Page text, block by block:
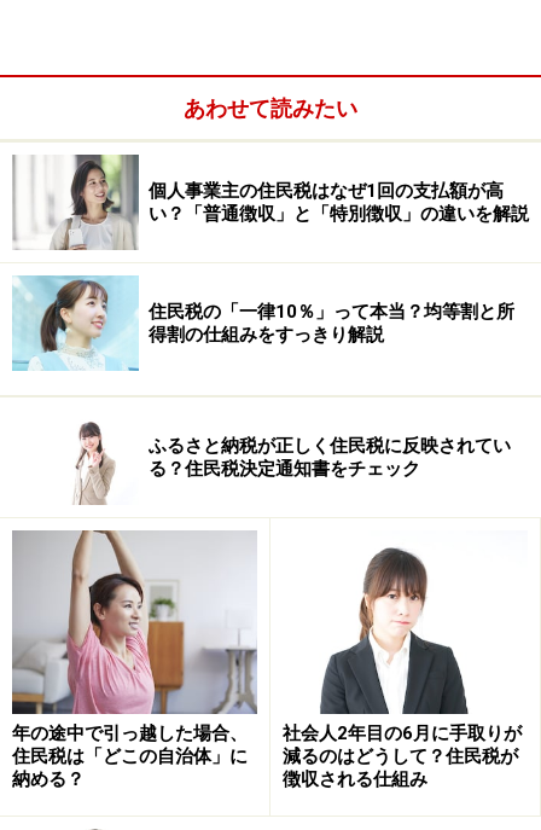
家賃支援給付金と持続化給付金で共通して
いる税務書類上の注意点
税務書類上の注意点は大きくわけてふたつ。確定申告書
全般にかかる注意点と売上データにかかる注意点です。
確定申告書全般にかかる注意点としては
確定申告書は添付されているが、青色申告書が添付
新規開業特例を利用したが、個人の開業届の添付が
ない
税務署の収受日付印がない確定申告書が添付されて
いる
e-taxの受信通知（メール詳細）がない確定申告書が
添付されている
があり、売上データにかかる注意点としては
売上台帳の売上と、対象月の売上が一致しない
売上台帳の月と、対象月が一致しない
売上台帳ではなく、勤務日報や請求書等を添付して
いる
あわせて読みたい
個人事業主の住民税はなぜ1回の支払額が高
い？「普通徴収」と「特別徴収」の違いを解説
住民税の「一律10％」って本当？均等割と所
得割の仕組みをすっきり解説
ふるさと納税が正しく住民税に反映されてい
る？住民税決定通知書をチェック
年の途中で引っ越した場合、
住民税は「どこの自治体」に
納める？
社会人2年目の6月に手取りが
減るのはどうして？住民税が
徴収される仕組み